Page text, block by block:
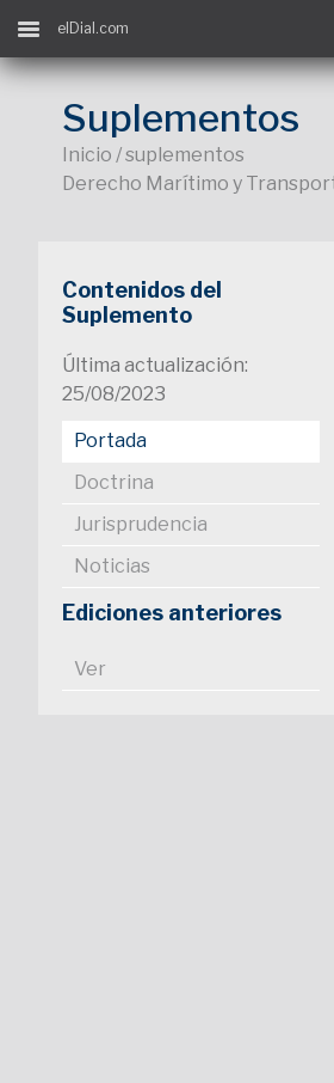
elDial.com
Suplementos
Inicio / suplementos
Derecho Marítimo y
Contenidos del
Suplemento
Última actualización:
25/08/2023
Portada
Doctrina
Jurisprudencia
Noticias
Ediciones anteriores
Ver